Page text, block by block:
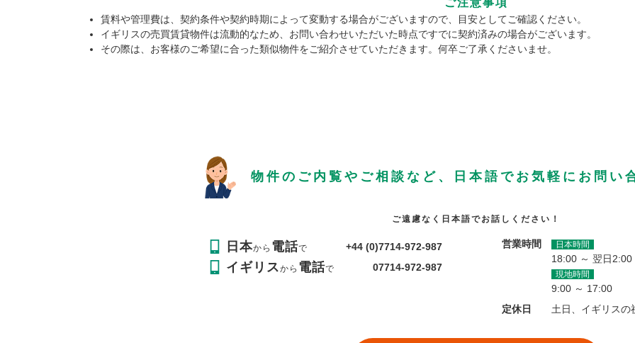
賃料や管理費は、契約条件や契約時期によって変動する場合がございますので、目安としてご確認ください。
イギリスの売買賃貸物件は流動的なため、お問い合わせいただいた時点ですでに契約済みの場合がございます。
その際は、お客様のご希望に合った類似物件をご紹介させていただきます。何卒ご了承くださいませ。
物件のご内覧やご相談など、日本語でお気軽にお問い
ご遠慮なく日本語でお話しください！
日本から 電話で +44 (0)7714-972-987
イギリスから 電話で 07714-972-987
営業時間 日本時間
18:00 ～ 翌日2:00
現地時間
9:00 ～ 17:00
定休日
土日、イギリスの